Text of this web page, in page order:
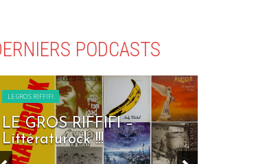
PODCASTS
–
LE GROS RIFFIFI
LE GROS RIFFIFI –
Days To Rock !!!